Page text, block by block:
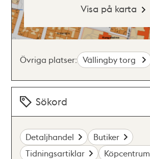
Visa på karta
Övriga platser: Vällingby torg
Sökord
Detaljhandel
Butiker
Tidningsartiklar
Köpcentrum